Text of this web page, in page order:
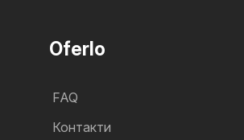
Oferlo
FAQ
Контакти